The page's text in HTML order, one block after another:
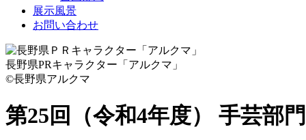
展示風景
お問い合わせ
長野県PRキャラクター「アルクマ」
©長野県アルクマ
第25回（令和4年度） 手芸部門